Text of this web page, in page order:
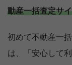
動産一括査定サ
初めて不動産一
は、「安心して